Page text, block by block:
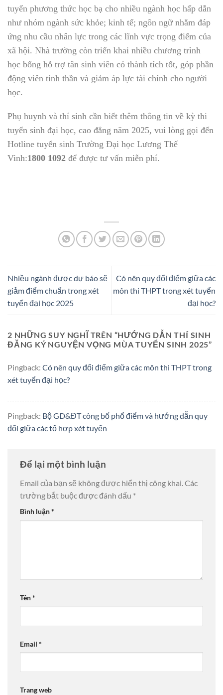
tuyển phương thức học bạ cho nhiều ngành học hấp dẫn
như nhóm ngành sức khỏe; kinh tế; ngôn ngữ nhằm đáp
ứng nhu cầu nhân lực trong các lĩnh vực trọng điểm của
xã hội. Nhà trường còn triển khai nhiều chương trình
học bổng hỗ trợ tân sinh viên có thành tích tốt, góp phần
động viên tinh thần và giảm áp lực tài chính cho người
học.
Phụ huynh và thí sinh cần biết thêm thông tin về kỳ thi
tuyển sinh đại học, cao đẳng năm 2025, vui lòng gọi đến
Hotline tuyển sinh Trường Đại học Lương Thế
Vinh:1800 1092 để được tư vấn miễn phí.
Nhiều ngành được dự báo sẽ
giảm điểm chuẩn trong xét
tuyển đại học 2025
Có nên quy đổi điểm giữa các
môn thi THPT trong xét tuyển
đại học?
2 NHỮNG SUY NGHĨ TRÊN “HƯỚNG DẪN THÍ SINH
ĐĂNG KÝ NGUYỆN VỌNG MÙA TUYỂN SINH 2025”
Pingback: Có nên quy đổi điểm giữa các môn thi THPT trong
xét tuyển đại học?
Pingback: Bộ GD&ĐT công bố phổ điểm và hướng dẫn quy
đổi giữa các tổ hợp xét tuyển
Để lại một bình luận
Email của bạn sẽ không được hiển thị công khai.Các
trường bắt buộc được đánh dấu *
Bình luận*
Tên*
Email *
Trang web